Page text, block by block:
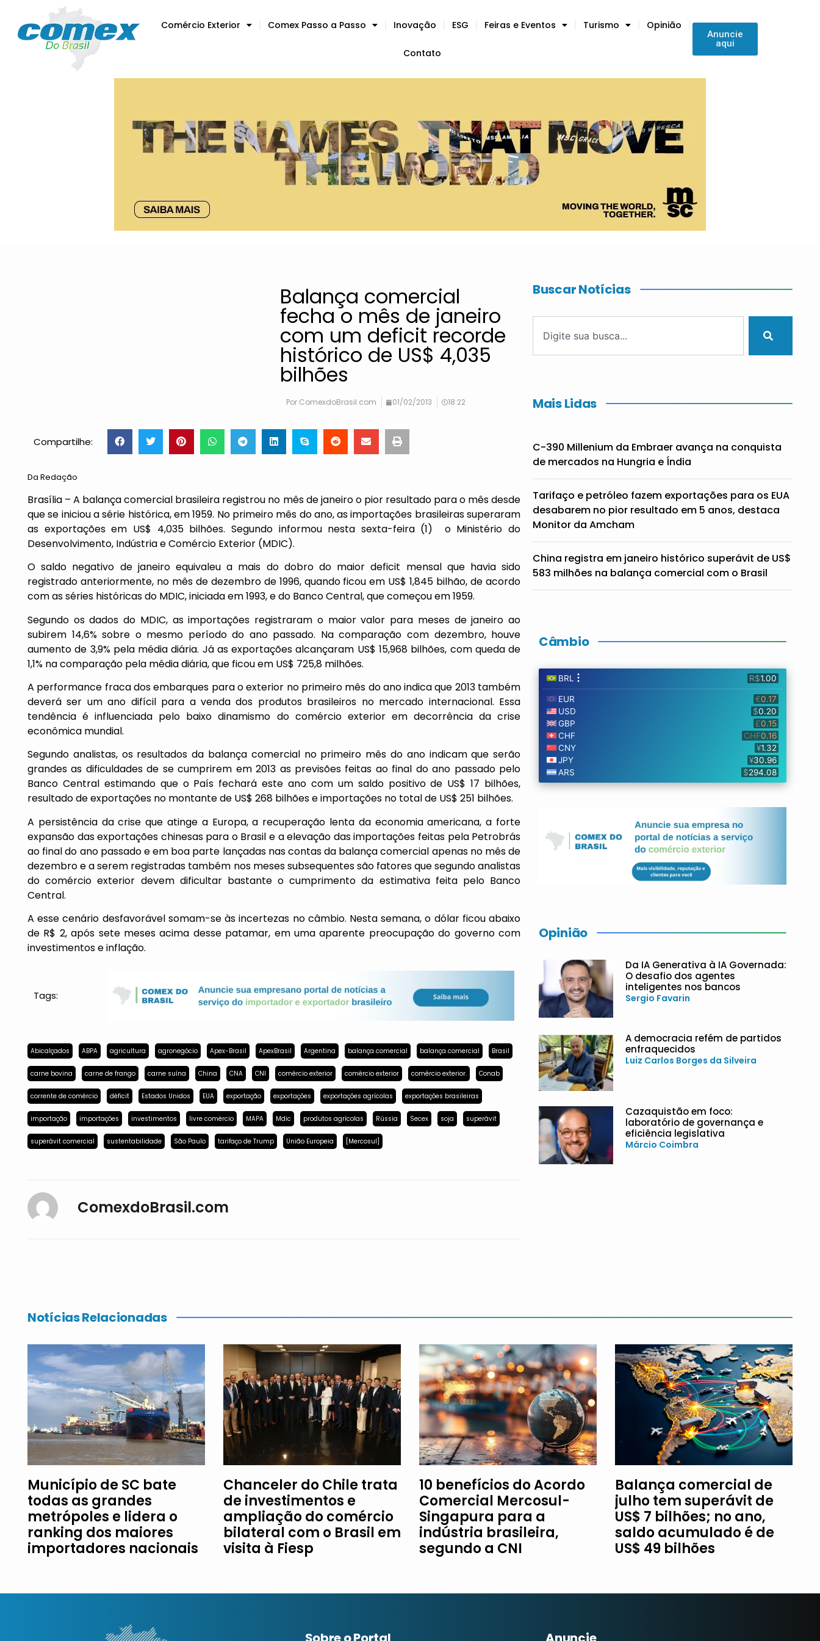
Comércio Exterior Comex Passo a Passo Inovação ESG Feiras e Eventos Turismo Opinião
Contato
Anuncie
aqui
Balança comercial
fecha o mês de janeiro
com um deficit recorde
histórico de US$ 4,035
bilhões
Por ComexdoBrasil.com 01/02/2013 18:22
Compartilhe:
Da Redação
Brasília – A balança comercial brasileira registrou no mês de janeiro o pior resultado para o mês desde
que se iniciou a série histórica, em 1959. No primeiro mês do ano, as importações brasileiras superaram
as exportações em US$ 4,035 bilhões. Segundo informou nesta sexta-feira (1) o Ministério do
Desenvolvimento, Indústria e Comércio Exterior (MDIC).
O saldo negativo de janeiro equivaleu a mais do dobro do maior deficit mensal que havia sido
registrado anteriormente, no mês de dezembro de 1996, quando ficou em US$ 1,845 bilhão, de acordo
com as séries históricas do MDIC, iniciada em 1993, e do Banco Central, que começou em 1959.
Segundo os dados do MDIC, as importações registraram o maior valor para meses de janeiro ao
subirem 14,6% sobre o mesmo período do ano passado. Na comparação com dezembro, houve
aumento de 3,9% pela média diária. Já as exportações alcançaram US$ 15,968 bilhões, com queda de
1,1% na comparação pela média diária, que ficou em US$ 725,8 milhões.
A performance fraca dos embarques para o exterior no primeiro mês do ano indica que 2013 também
deverá ser um ano difícil para a venda dos produtos brasileiros no mercado internacional. Essa
tendência é influenciada pelo baixo dinamismo do comércio exterior em decorrência da crise
econômica mundial.
Segundo analistas, os resultados da balança comercial no primeiro mês do ano indicam que serão
grandes as dificuldades de se cumprirem em 2013 as previsões feitas ao final do ano passado pelo
Banco Central estimando que o País fechará este ano com um saldo positivo de US$ 17 bilhões,
resultado de exportações no montante de US$ 268 bilhões e importações no total de US$ 251 bilhões.
A persistência da crise que atinge a Europa, a recuperação lenta da economia americana, a forte
expansão das exportações chinesas para o Brasil e a elevação das importações feitas pela Petrobrás
ao final do ano passado e em boa parte lançadas nas contas da balança comercial apenas no mês de
dezembro e a serem registradas também nos meses subsequentes são fatores que segundo analistas
do comércio exterior devem dificultar bastante o cumprimento da estimativa feita pelo Banco
Central.
A esse cenário desfavorável somam-se às incertezas no câmbio. Nesta semana, o dólar ficou abaixo
de R$ 2, após sete meses acima desse patamar, em uma aparente preocupação do governo com
investimentos e inflação.
Tags:
Abicalçados ABPA agricultura agronegócio Apex-Brasil ApexBrasil Argentina balança comercial balança comercial Brasil
carne bovina carne de frango carne suína China CNA CNI comércio exterior comércio exterior comércio exterior. Conab
corrente de comércio déficit Estados Unidos EUA exportação exportações exportações agrícolas exportações brasileiras
importação importações investimentos livre comércio MAPA Mdic produtos agrícolas Rússia Secex soja superávit
superávit comercial sustentabilidade São Paulo tarifaço de Trump União Europeia [Mercosul]
ComexdoBrasil.com
Buscar Notícias
Mais Lidas
C-390 Millenium da Embraer avança na conquista
de mercados na Hungria e Índia
Tarifaço e petróleo fazem exportações para os EUA
desabarem no pior resultado em 5 anos, destaca
Monitor da Amcham
China registra em janeiro histórico superávit de US$
583 milhões na balança comercial com o Brasil
Câmbio
Opinião
Da IA Generativa à IA Governada:
O desafio dos agentes
inteligentes nos bancos
Sergio Favarin
A democracia refém de partidos
enfraquecidos
Luiz Carlos Borges da Silveira
Cazaquistão em foco:
laboratório de governança e
eficiência legislativa
Márcio Coimbra
Notícias Relacionadas
Município de SC bate
todas as grandes
metrópoles e lidera o
ranking dos maiores
importadores nacionais
Chanceler do Chile trata
de investimentos e
ampliação do comércio
bilateral com o Brasil em
visita à Fiesp
10 benefícios do Acordo
Comercial Mercosul-
Singapura para a
indústria brasileira,
segundo a CNI
Balança comercial de
julho tem superávit de
US$ 7 bilhões; no ano,
saldo acumulado é de
US$ 49 bilhões